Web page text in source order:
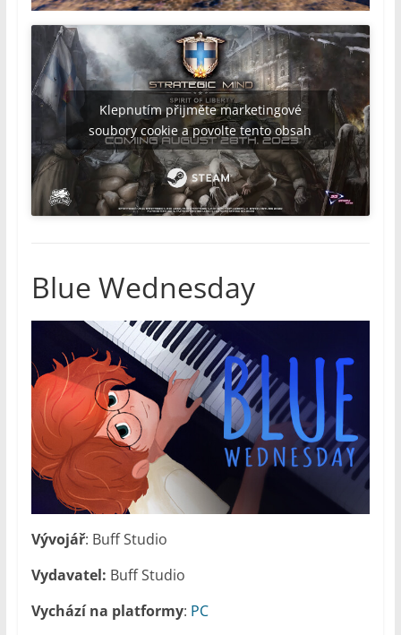
Klepnutím přijměte marketingové
soubory cookie a povolte tento obsah
Blue Wednesday
Vývojář: Buff Studio
Vydavatel: Buff Studio
Vychází na platformy: PC